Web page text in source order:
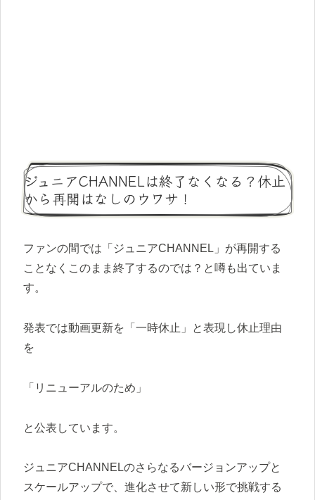
ジュニアCHANNELは終了なくなる？休止
から再開はなしのウワサ！
ファンの間では「ジュニアCHANNEL」が再開する
ことなくこのまま終了するのでは？と噂も出ていま
す。
発表では動画更新を「一時休止」と表現し休止理由
を
「リニューアルのため」
と公表しています。
ジュニアCHANNELのさらなるバージョンアップと
スケールアップで、進化させて新しい形で挑戦する